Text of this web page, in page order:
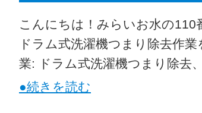
こんにちは！みらいお水の110
ドラム式洗濯機つまり除去作
業: ドラム式洗濯機つまり除去
●続きを読む